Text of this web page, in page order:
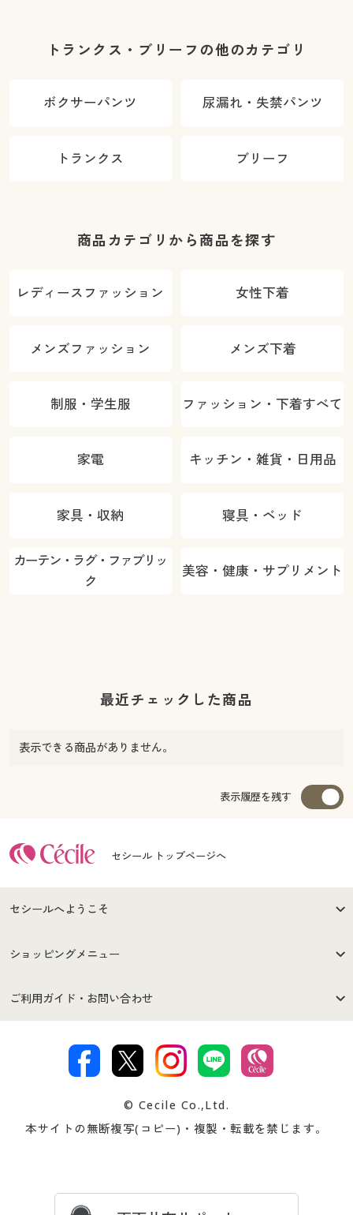
トランクス・ブリーフの他のカテゴリ
ボクサーパンツ 尿漏れ・失禁パンツ
トランクス ブリーフ
商品カテゴリから商品を探す
レディースファッション 女性下着
メンズファッション メンズ下着
制服・学生服 ファッション・下着すべて
家電 キッチン・雑貨・日用品
家具・収納 寝具・ベッド
カーテン・ラグ・ファブリッ
ク
美容・健康・サプリメント
最近チェックした商品
表示できる商品がありません。
表示履歴を残す
セシール トップページへ
セシールへようこそ
はじめての方へ
セシールご利用規約
著作権・商標について 会社案内
ショッピングメニュー
商品カテゴリ
プレゼント＆キャンペーン サイトマップ
ご利用ガイド・お問い合わせ
交換・返品は お支払は
ついて
忘れの場合
© Cecile Co.,Ltd.
本サイトの無断複写(コピー)・複製・転載を禁じます。